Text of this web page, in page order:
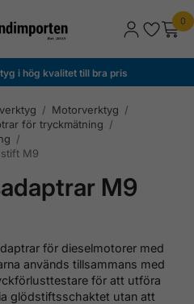
0
i hög kvalitet till bra pris
/ Motorverktyg /
för tryckmätning /
/
M9
M9
för dieselmotorer med
används tillsammans med
för att utföra
glödstiftsschaktet utan att